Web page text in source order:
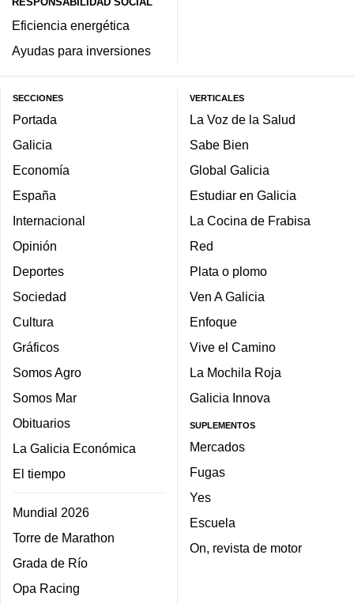
Eficiencia energética
Ayudas para inversiones
SECCIONES
Portada
Galicia
Economía
España
Internacional
Opinión
Deportes
Sociedad
Cultura
Gráficos
Somos Agro
Somos Mar
Obituarios
La Galicia Económica
El tiempo
Mundial 2026
Torre de Marathon
Grada de Río
Opa Racing
VERTICALES
La Voz de la Salud
Sabe Bien
Global Galicia
Estudiar en Galicia
La Cocina de Frabisa
Red
Plata o plomo
Ven A Galicia
Enfoque
Vive el Camino
La Mochila Roja
Galicia Innova
SUPLEMENTOS
Mercados
Fugas
Yes
Escuela
On, revista de motor